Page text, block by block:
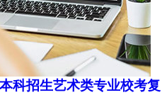
科招生艺术类专业校考复